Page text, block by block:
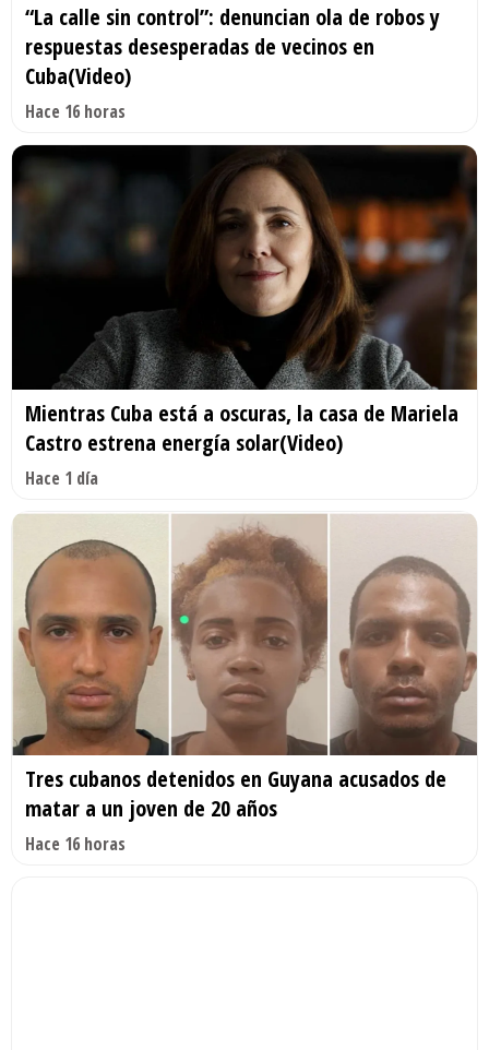
“La calle sin control”: denuncian ola de robos y
respuestas desesperadas de vecinos en
Cuba(Video)
Hace 16 horas
Mientras Cuba está a oscuras, la casa de Mariela
Castro estrena energía solar(Video)
Hace 1 día
Tres cubanos detenidos en Guyana acusados de
matar a un joven de 20 años
Hace 16 horas